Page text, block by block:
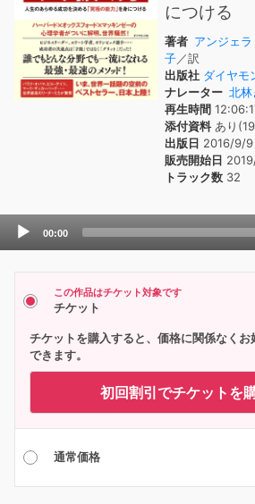
につける
著者 アンジェ
子／訳
出版社 ダイヤモ
ナレーター 北林
再生時間
添付資料あり
出版日 2016/9/9
販売開始日
トラック数 32
Audio
00:00
この作品はチケット対象です
チケット
チケットを購入すると、価格に関係なく
できます。
初回割引でチケットを
通常価格